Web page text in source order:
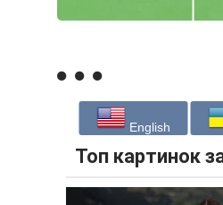
English
Топ картинок